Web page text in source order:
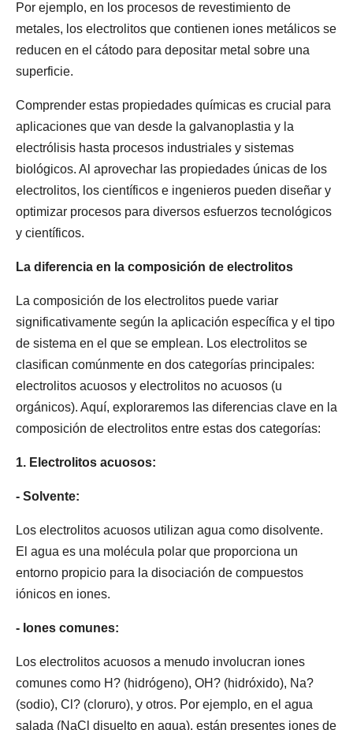
Por ejemplo, en los procesos de revestimiento de
metales, los electrolitos que contienen iones metálicos se
reducen en el cátodo para depositar metal sobre una
superficie.
Comprender estas propiedades químicas es crucial para
aplicaciones que van desde la galvanoplastia y la
electrólisis hasta procesos industriales y sistemas
biológicos. Al aprovechar las propiedades únicas de los
electrolitos, los científicos e ingenieros pueden diseñar y
optimizar procesos para diversos esfuerzos tecnológicos
y científicos.
La diferencia en la composición de electrolitos
La composición de los electrolitos puede variar
significativamente según la aplicación específica y el tipo
de sistema en el que se emplean. Los electrolitos se
clasifican comúnmente en dos categorías principales:
electrolitos acuosos y electrolitos no acuosos (u
orgánicos). Aquí, exploraremos las diferencias clave en la
composición de electrolitos entre estas dos categorías:
1. Electrolitos acuosos:
- Solvente:
Los electrolitos acuosos utilizan agua como disolvente.
El agua es una molécula polar que proporciona un
entorno propicio para la disociación de compuestos
iónicos en iones.
- Iones comunes:
Los electrolitos acuosos a menudo involucran iones
comunes como H? (hidrógeno), OH? (hidróxido), Na?
(sodio), Cl? (cloruro), y otros. Por ejemplo, en el agua
salada (NaCl disuelto en agua), están presentes iones de